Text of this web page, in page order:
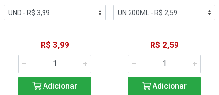
R$ 3,99
Adicionar
R$ 2,59
Adicionar